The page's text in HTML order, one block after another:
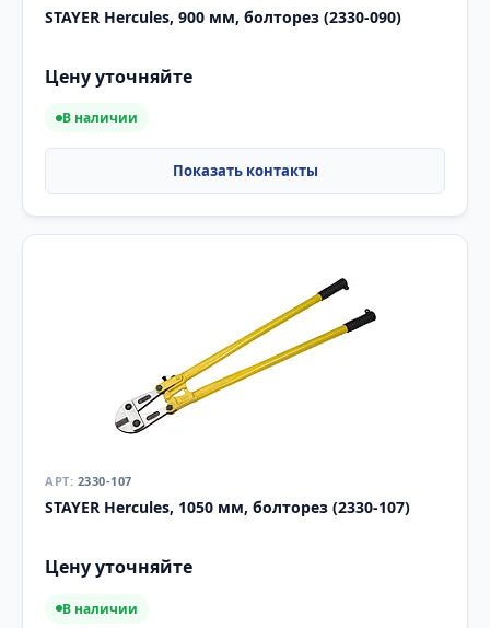
STAYER Hercules, 900 мм, болторез (2330-090)
Цену уточняйте
В наличии
2330-107
STAYER Hercules, 1050 мм, болторез (2330-107)
Цену уточняйте
В наличии